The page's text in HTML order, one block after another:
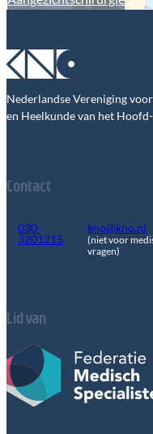
Nederlandse Vereniging
en Heelkunde van het
Contact
030-
3201215
kno@kno.nl
(niet voor
vragen)
Lid van